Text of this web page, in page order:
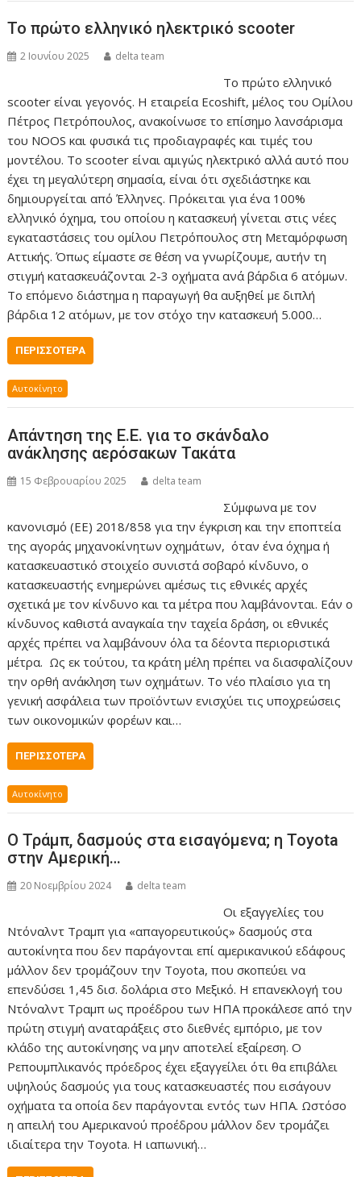
Το πρώτο ελληνικό ηλεκτρικό scooter
2 Ιουνίου 2025 delta team
Το πρώτο ελληνικό
scooter είναι γεγονός. Η εταιρεία Ecoshift, μέλος του Ομίλου
Πέτρος Πετρόπουλος, ανακοίνωσε το επίσημο λανσάρισμα
του NOOS και φυσικά τις προδιαγραφές και τιμές του
μοντέλου. Το scooter είναι αμιγώς ηλεκτρικό αλλά αυτό που
έχει τη μεγαλύτερη σημασία, είναι ότι σχεδιάστηκε και
δημιουργείται από Έλληνες. Πρόκειται για ένα 100%
ελληνικό όχημα, του οποίου η κατασκευή γίνεται στις νέες
εγκαταστάσεις του ομίλου Πετρόπουλος στη Μεταμόρφωση
Αττικής. Όπως είμαστε σε θέση να γνωρίζουμε, αυτήν τη
στιγμή κατασκευάζονται 2-3 οχήματα ανά βάρδια 6 ατόμων.
Το επόμενο διάστημα η παραγωγή θα αυξηθεί με διπλή
βάρδια 12 ατόμων, με τον στόχο την κατασκευή 5.000…
ΠΕΡΙΣΣΌΤΕΡΑ
Αυτοκίνητο
Απάντηση της Ε.Ε. για το σκάνδαλο
ανάκλησης αερόσακων Τακάτα
15 Φεβρουαρίου 2025 delta team
Σύμφωνα με τον
κανονισμό (ΕΕ) 2018/858 για την έγκριση και την εποπτεία
της αγοράς μηχανοκίνητων οχημάτων, όταν ένα όχημα ή
κατασκευαστικό στοιχείο συνιστά σοβαρό κίνδυνο, ο
κατασκευαστής ενημερώνει αμέσως τις εθνικές αρχές
σχετικά με τον κίνδυνο και τα μέτρα που λαμβάνονται. Εάν ο
κίνδυνος καθιστά αναγκαία την ταχεία δράση, οι εθνικές
αρχές πρέπει να λαμβάνουν όλα τα δέοντα περιοριστικά
μέτρα. Ως εκ τούτου, τα κράτη μέλη πρέπει να διασφαλίζουν
την ορθή ανάκληση των οχημάτων. Το νέο πλαίσιο για τη
γενική ασφάλεια των προϊόντων ενισχύει τις υποχρεώσεις
των οικονομικών φορέων και…
ΠΕΡΙΣΣΌΤΕΡΑ
Αυτοκίνητο
Ο Τράμπ, δασμούς στα εισαγόμενα; η Toyota
στην Αμερική…
20 Νοεμβρίου 2024 delta team
Οι εξαγγελίες του
Ντόναλντ Τραμπ για «απαγορευτικούς» δασμούς στα
αυτοκίνητα που δεν παράγονται επί αμερικανικού εδάφους
μάλλον δεν τρομάζουν την Toyota, που σκοπεύει να
επενδύσει 1,45 δισ. δολάρια στο Μεξικό. Η επανεκλογή του
Ντόναλντ Τραμπ ως προέδρου των ΗΠΑ προκάλεσε από την
πρώτη στιγμή αναταράξεις στο διεθνές εμπόριο, με τον
κλάδο της αυτοκίνησης να μην αποτελεί εξαίρεση. Ο
Ρεπουμπλικανός πρόεδρος έχει εξαγγείλει ότι θα επιβάλει
υψηλούς δασμούς για τους κατασκευαστές που εισάγουν
οχήματα τα οποία δεν παράγονται εντός των ΗΠΑ. Ωστόσο
η απειλή του Αμερικανού προέδρου μάλλον δεν τρομάζει
ιδιαίτερα την Toyota. Η ιαπωνική…